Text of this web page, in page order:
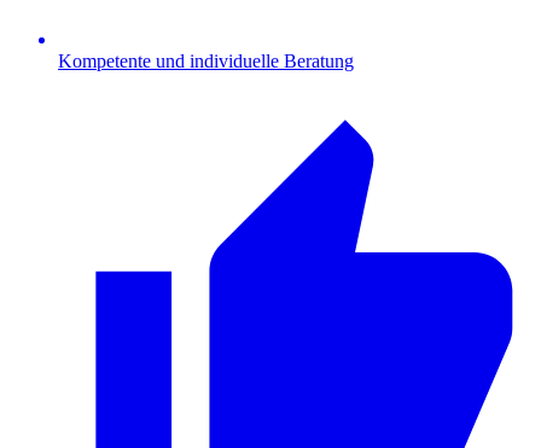
Kompetente und individuelle Beratung